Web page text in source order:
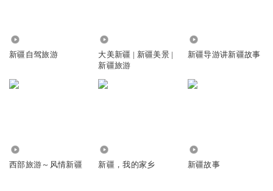
新疆自驾旅游
大美新疆 | 新疆美景 |
新疆旅游
新疆导游讲新疆故事
西部旅游～风情新疆 新疆，我的家乡 新疆故事